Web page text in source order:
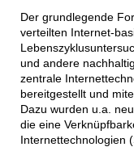
Der grundlegende
verteilten Internet-
und andere
zentrale
bereitgestellt und
Dazu wurden u.a.
die eine
Internettechnologien